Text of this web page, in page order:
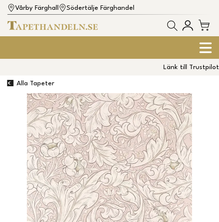
Vårby Färghall Södertälje Färghandel
Länk till Trustpilot
Alla Tapeter